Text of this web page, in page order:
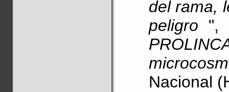
del rama,
peligro ",
Nacional